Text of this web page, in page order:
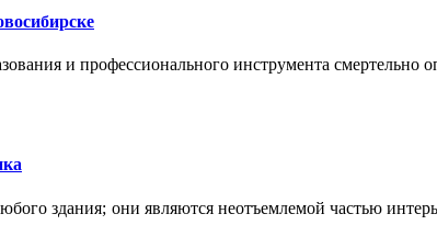
и профессионального инструмента смертельно
здания; они являются неотъемлемой частью